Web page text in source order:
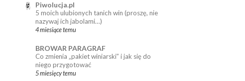
Piwolucja.pl
5 moich ulubionych tanich win (proszę, nie
nazywaj ich jabolami…)
4 miesiące temu
BROWAR PARAGRAF
Co zmienia „pakiet winiarski” i jak się do
niego przygotować
5 miesięcy temu